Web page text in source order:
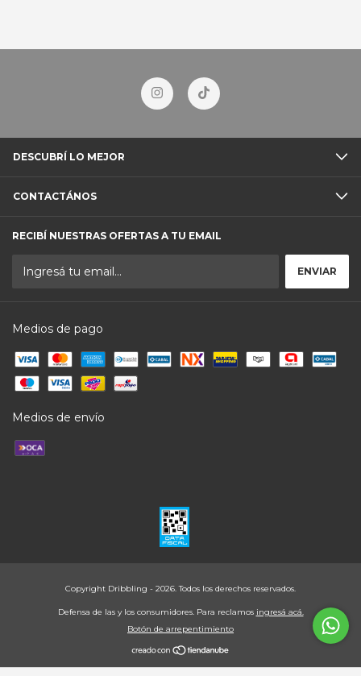
DESCUBRÍ LO MEJOR
CONTACTÁNOS
RECIBÍ NUESTRAS OFERTAS A TU EMAIL
Medios de pago
Medios de envío
Copyright Dribbling - 2026. Todos los derechos reservados.
Defensa de las y los consumidores. Para reclamos ingresá acá.
Botón de arrepentimiento